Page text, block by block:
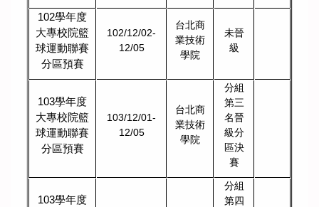
102學年度
大專校院籃
球運動聯賽
分區預賽
102/12/02-
12/05
台北商
業技術
學院
未晉
級
103學年度
大專校院籃
球運動聯賽
分區預賽
103/12/01-
12/05
台北商
業技術
學院
分組
第三
名晉
級分
區決
賽
103學年度
分組
第四